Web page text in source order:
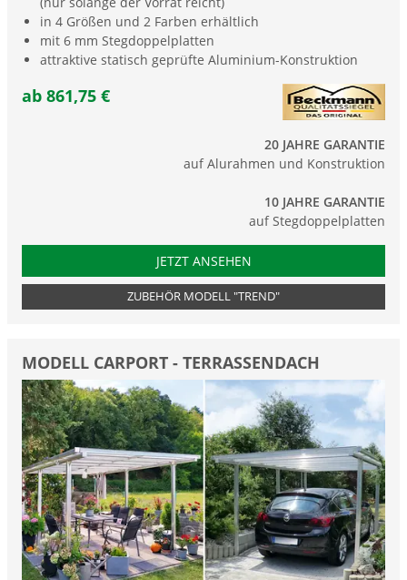
in 4 Größen und 2 Farben erhältlich
mit 6 mm Stegdoppelplatten
attraktive statisch geprüfte Aluminium-Konstruktion
ab 861,75 €
20 JAHRE GARANTIE
auf Alurahmen und Konstruktion
10 JAHRE GARANTIE
auf Stegdoppelplatten
JETZT ANSEHEN
ZUBEHÖR MODELL "TREND"
MODELL CARPORT - TERRASSENDACH